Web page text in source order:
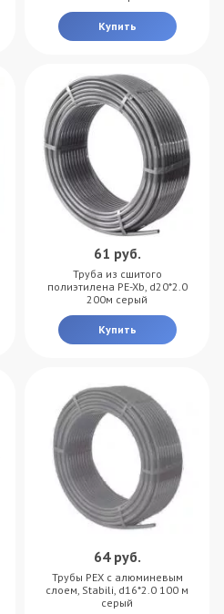
Купить
61 руб.
Труба из сшитого
полиэтилена PE-Xb, d20*2.0
200м серый
Купить
64 руб.
Трубы PEX с алюминевым
слоем, Stabili, d16*2.0 100 м
серый